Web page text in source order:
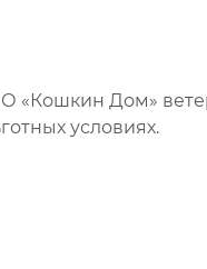
«Кошкин Дом»
условиях.